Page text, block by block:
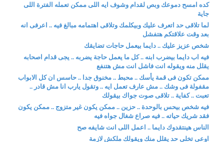
كده امسح دموعك وبص لقدام وشوف ايه اللى ممكن تعمله الفترة اللى
جاية
لما تلاقى حد اتعرف عليك وبيكلمك وتلاقى اهتمامه مبالغ فيه .. اعرفى انه
بعد وقت علاقتكم هتفشل
شخص عزيز عليك .. دايما بيعمل حاجات تضايقك
فيه اب دايما بيضرب ابنه .. كل ما يعمل حاجة يضربه .. يجى قدام اصحابه
يقلل منه ويقوله انت فاشل انت مش هتنفع
ممكن تكون فى قمة يأسك .. محبط .. مخنوق جدا .. حاسس ان كل الابواب
مقفولة فى وشك .. مش عارف تعمل ايه .. وتقول يارب انا مش قادر ..
تعبت .. كفاية .. تلاقى صوت جواك بيقولك
فيه شخص بيحس بالوحدة .. حزين .. ممكن يكون غير متزوج .. ممكن يكون
فقد شريك حياته .. فيه صراع شغال جواه فيه
الناس هينتقدوك دايما .. اعمل اللى انت شايفه صح
اوعى تخلى حد يقلل منك ويقولك ملكش لازمة